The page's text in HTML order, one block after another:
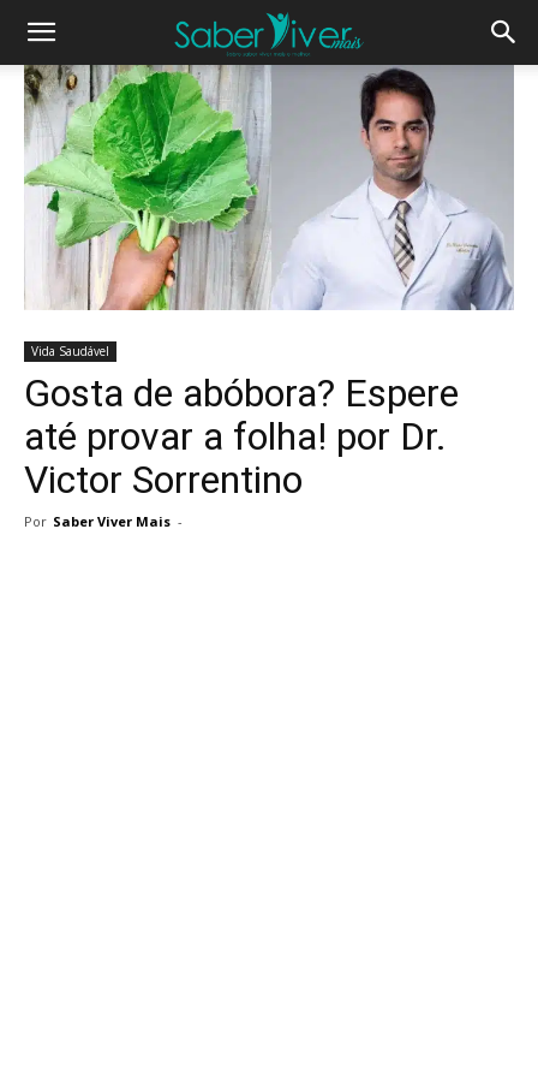
Vida Saudável
Gosta de abóbora? Espere
até provar a folha! por Dr.
Victor Sorrentino
Por Saber Viver Mais -